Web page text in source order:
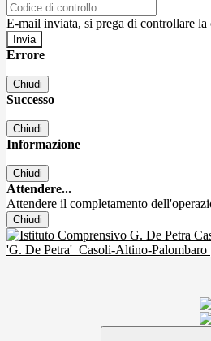
E-mail inviata, si prega di controllare la
Errore
Chiudi
Successo
Chiudi
Informazione
Chiudi
Attendere...
Attendere il completamento
Chiudi
'G. De Petra' Casoli-Altino-Palombaro